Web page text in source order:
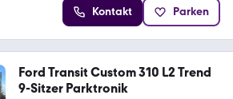
Kontakt Parken
Ford Transit Custom 310 L2 Trend
9-Sitzer Parktronik